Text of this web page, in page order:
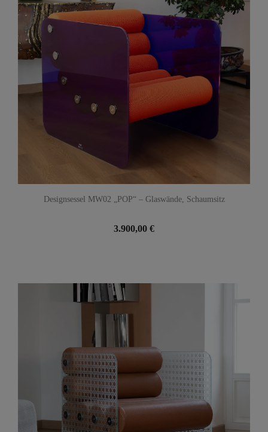
Designsessel MW02 „POP“ – Glaswände, Schaumsitz
3.900,00 €